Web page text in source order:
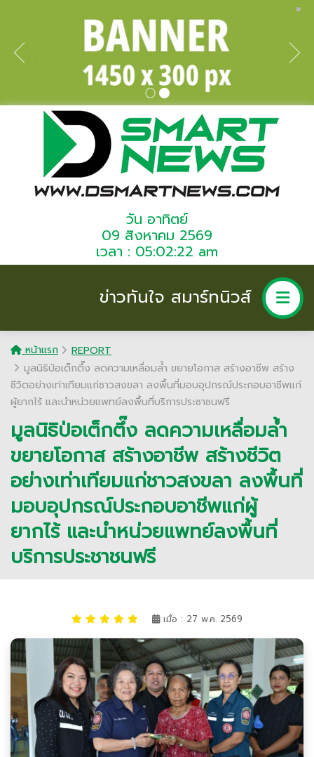
วัน อาทิตย์
09 สิงหาคม 2569
เวลา : 05:02:22 am
ข่าวทันใจ สมาร์ทนิวส์
หน้าแรก
REPORT
มูลนิธิป่อเต็กตึ๊ง ลดความเหลื่อมล้ำ ขยายโอกาส สร้างอาชีพ สร้าง
ชีวิตอย่างเท่าเทียมแก่ชาวสงขลา ลงพื้นที่มอบอุปกรณ์ประกอบอาชีพแก่
ผู้ยากไร้ และนำหน่วยแพทย์ลงพื้นที่บริการประชาชนฟรี
มูลนิธิป่อเต็กตึ๊ง ลดความเหลื่อมล้ำ
ขยายโอกาส สร้างอาชีพ สร้างชีวิต
อย่างเท่าเทียมแก่ชาวสงขลา ลงพื้นที่
มอบอุปกรณ์ประกอบอาชีพแก่ผู้
ยากไร้ และนำหน่วยแพทย์ลงพื้นที่
บริการประชาชนฟรี
เมื่อ : 27 พ.ค. 2569